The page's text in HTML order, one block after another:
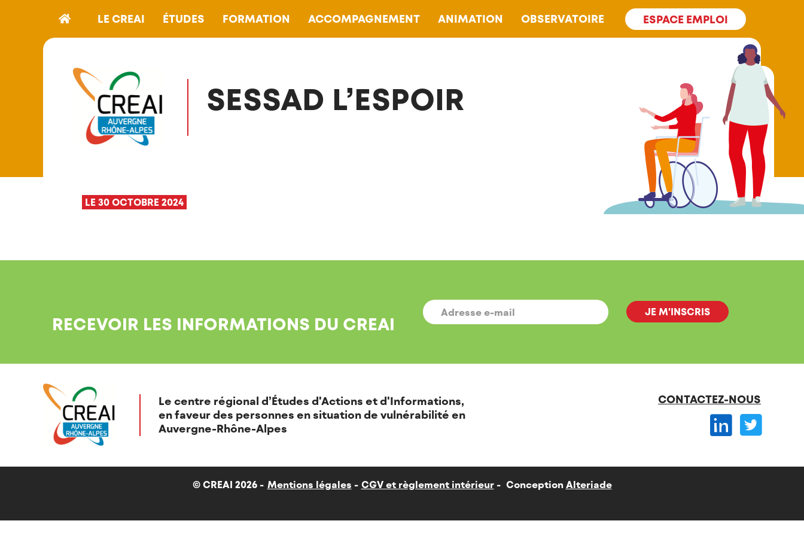
LE CREAI ÉTUDES FORMATION ACCOMPAGNEMENT ANIMATION OBSERVATOIRE ESPACE EMPLOI
SESSAD L’ESPOIR
LE 30 OCTOBRE 2024
RECEVOIR LES INFORMATIONS DU CREAI
E-
MAIL *
Le centre régional d’Études d'Actions et d'Informations,
en faveur des personnes en situation de vulnérabilité en
Auvergne-Rhône-Alpes
CONTACTEZ-NOUS
© CREAI 2026 - Mentions légales CGV et règlement intérieur Conception Alteriade